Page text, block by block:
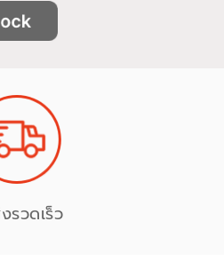
รวดเร็ว